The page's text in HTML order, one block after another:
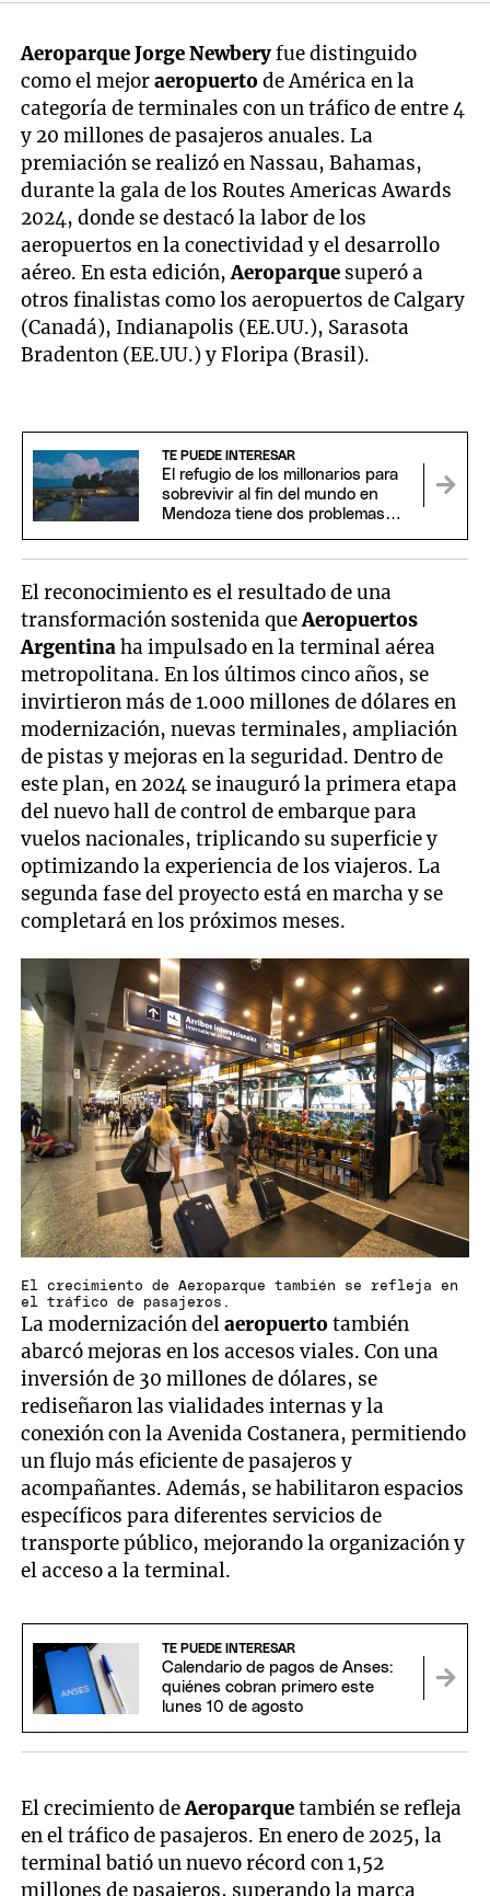
Aeroparque Jorge Newberyfue distinguido
como el mejoraeropuertode América en la
categoría de terminales con un tráfico de entre 4
y 20 millones de pasajeros anuales. La
premiación se realizó en Nassau, Bahamas,
durante la gala de los Routes Americas Awards
2024, donde se destacó la labor de los
aeropuertos en la conectividad y el desarrollo
aéreo. En esta edición,Aeroparque superó a
otros finalistas como los aeropuertos de Calgary
(Canadá), Indianapolis (EE.UU.), Sarasota
Bradenton (EE.UU.) y Floripa (Brasil).
TE PUEDE INTERESAR
El refugio de los millonarios para
sobrevivir al fin del mundo en
Mendoza tiene dos problemas
El reconocimiento es el resultado de una
transformación sostenida queAeropuertos
Argentinaha impulsado en la terminal aérea
metropolitana. En los últimos cinco años, se
invirtieron más de 1.000 millones de dólares en
modernización, nuevas terminales, ampliación
de pistas y mejoras en la seguridad. Dentro de
este plan, en 2024 se inauguró la primera etapa
del nuevo hall de control de embarque para
vuelos nacionales, triplicando su superficie y
optimizando la experiencia de los viajeros. La
segunda fase del proyecto está en marcha y se
completará en los próximos meses.
El crecimiento de Aeroparque también se refleja en
el tráfico de pasajeros.
La modernización delaeropuertotambién
abarcó mejoras en los accesos viales. Con una
inversión de 30 millones de dólares, se
rediseñaron las vialidades internas y la
conexión con la Avenida Costanera, permitiendo
un flujo más eficiente de pasajeros y
acompañantes. Además, se habilitaron espacios
específicos para diferentes servicios de
transporte público, mejorando la organización y
el acceso a la terminal.
TE PUEDE INTERESAR
Calendario de pagos de Anses:
quiénes cobran primero este
lunes 10 de agosto
El crecimiento deAeroparquetambién se refleja
en el tráfico de pasajeros. En enero de 2025, la
terminal batió un nuevo récord con 1,52
millones de pasajeros, superando la marca